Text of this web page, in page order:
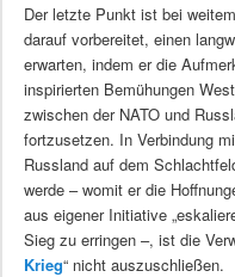
Der letzte Punkt ist bei
darauf vorbereitet, einen
erwarten, indem er die
inspirierten Bemühungen
zwischen der NATO und
fortzusetzen. In Verbindung
Russland auf dem
werde – womit er die
aus eigener Initiative
Sieg zu erringen –, ist die
Krieg“ nicht auszuschließen.